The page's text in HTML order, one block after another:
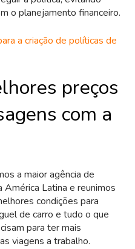
o planejamento financeiro.
a criação de políticas de
preços
com a
a maior agência de
Latina e reunimos
condições para
de carro e tudo o que
para ter mais
viagens a trabalho.